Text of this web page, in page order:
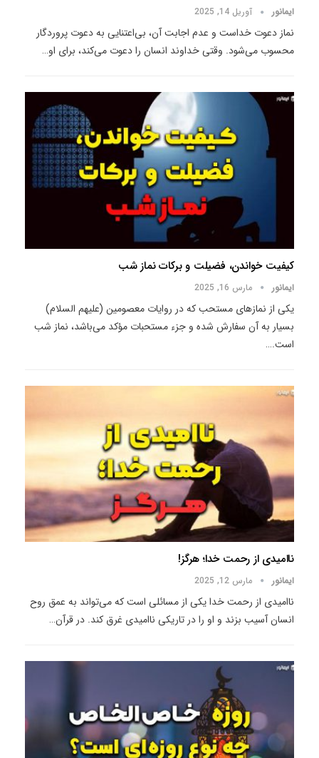
ایمانور آوریل 14, 2025
نماز دعوت خداست و عدم اجابت آن، بی‌اعتنایی به دعوت پروردگار
محسوب می‌شود. وقتی خداوند انسان را دعوت می‌کند، برای او…
کیفیت خواندن، فضیلت و برکات نماز شب
ایمانور مارس 16, 2025
یکی از نمازهای مستحب که در روایات معصومین (علیهم السلام)
بسیار به آن سفارش شده و جزء مستحبات مؤکد می‌باشد، نماز شب
است.…
ناامیدی از رحمت خدا؛ هرگز!
ایمانور مارس 12, 2025
ناامیدی از رحمت خدا یکی از مسائلی است که می‌تواند به عمق روح
انسان آسیب بزند و او را در تاریکی ناامیدی غرق کند. در قرآن…